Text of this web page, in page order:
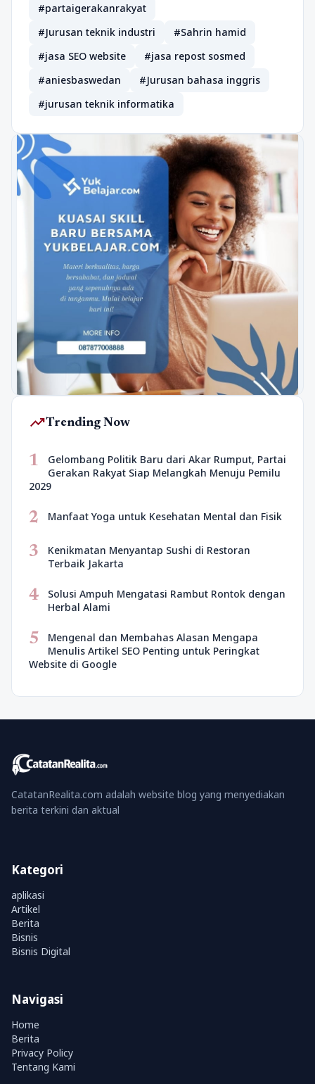
#partaigerakanrakyat
#Jurusan teknik industri
#Sahrin hamid
#jasa SEO website
#jasa repost sosmed
#aniesbaswedan
#Jurusan bahasa inggris
#jurusan teknik informatika
trending_upTrending Now
1
Gelombang Politik Baru dari Akar Rumput, Partai
Gerakan Rakyat Siap Melangkah Menuju Pemilu
2029
2 Manfaat Yoga untuk Kesehatan Mental dan Fisik
3
Kenikmatan Menyantap Sushi di Restoran
Terbaik Jakarta
4
Solusi Ampuh Mengatasi Rambut Rontok dengan
Herbal Alami
5
Mengenal dan Membahas Alasan Mengapa
Menulis Artikel SEO Penting untuk Peringkat
Website di Google
CatatanRealita.com adalah website blog yang menyediakan
berita terkini dan aktual
Kategori
aplikasi
Artikel
Berita
Bisnis
Bisnis Digital
Navigasi
Home
Berita
Privacy Policy
Tentang Kami